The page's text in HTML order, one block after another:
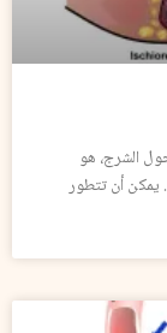
الشرج، هو
يمكن أن تتطور